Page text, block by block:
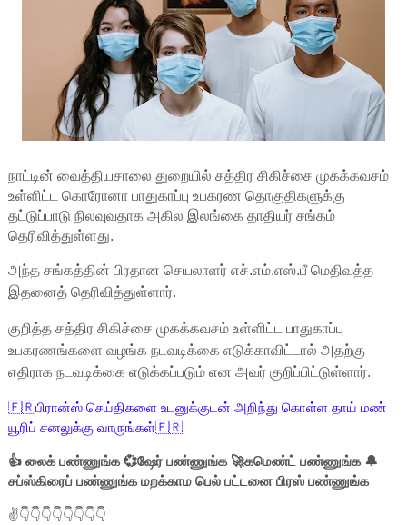
நாட்டின் வைத்தியசாலை துறையில் சத்திர சிகிச்சை முகக்கவசம்
உள்ளிட்ட கொரோனா பாதுகாப்பு உபகரண தொகுதிகளுக்கு
தட்டுப்பாடு நிலவுவதாக அகில இலங்கை தாதியர் சங்கம்
தெரிவித்துள்ளது.
அந்த சங்கத்தின் பிரதான செயலாளர் எச்.எம்.எஸ்.பீ மெதிவத்த
இதனைத் தெரிவித்துள்ளார்.
குறித்த சத்திர சிகிச்சை முகக்கவசம் உள்ளிட்ட பாதுகாப்பு
உபகரணங்களை வழங்க நடவடிக்கை எடுக்காவிட்டால் அதற்கு
எதிராக நடவடிக்கை எடுக்கப்படும் என அவர் குறிப்பிட்டுள்ளார்.
🇫🇷பிரான்ஸ் செய்திகளை உடனுக்குடன் அறிந்து கொள்ள தாய் மண்
யூரிப் சனலுக்கு வாருங்கள்🇫🇷
👍 லைக் பண்ணுங்க 💞ஷேர் பண்ணுங்க 🚀கமெண்ட் பண்ணுங்க 🔔
சப்ஸ்கிரைப் பண்ணுங்க மறக்காம பெல் பட்டனை பிரஸ் பண்ணுங்க
✌👇👇👇👇👇👇👇👇